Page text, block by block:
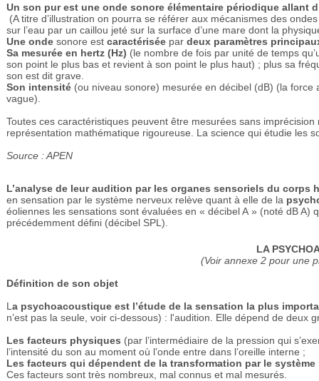
Un son pur est une onde sonore élémentaire périodique allant
(A titre d’illustration on pourra se référer aux mécanismes des
sur l’eau par un caillou jeté sur la surface d’une mare dont la
Une onde sonore est caractérisée par deux paramètres
Sa mesurée en hertz (Hz) (le nombre de fois par unité de temps
son point le plus bas et revient à son point le plus haut) ; plus sa
son est dit grave.
Son intensité (ou niveau sonore) mesurée en décibel (dB) (la
vague).
Toutes ces caractéristiques peuvent être mesurées sans
représentation mathématique rigoureuse. La science qui étudie les
Source : APEN
L’analyse de leur audition par les organes sensoriels du corps
en sensation par le système nerveux relève quant à elle de la
éoliennes les sensations sont évaluées en « décibel A » (noté dB
précédemment défini (décibel SPL).
LA
(Voir annexe 2 pour une
Définition de son objet
L a psychoacoustique est l’étude de la sensation la plus
n’est pas la seule, voir ci-dessous) : l'audition. Elle dépend de deux
Les facteurs physiques (par l’intermédiaire de la pression qui
l’intensité du son au moment où l’onde entre dans l’oreille interne ;
Les facteurs qui dépendent de la transformation par le
Ces facteurs sont très nombreux, mal connus et mal mesurés.